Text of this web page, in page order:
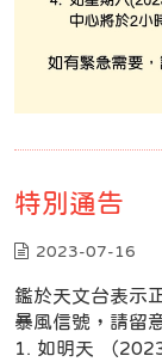
特別通告
2023-07-16
鑑於天文台表示
暴風信號，請留
1. 如明天 （